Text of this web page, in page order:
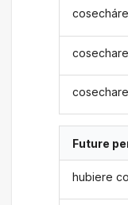
Future
hubiere